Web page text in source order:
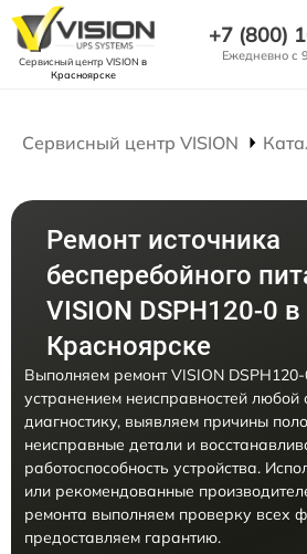
Сервисный центр VISION в
Красноярске
+7 (800)
Ежедневно с
Сервисный центр VISION
Ремонт источника
бесперебойного
VISION DSPH120-0 в
Красноярске
Выполняем ремонт VISION
устранением неисправностей
диагностику, выявляем причины
неисправные детали и
работоспособность устройства.
или рекомендованные
ремонта выполняем проверку всех
предоставляем гарантию.